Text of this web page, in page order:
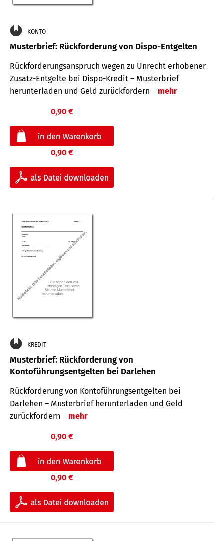
KONTO
Musterbrief: Rückforderung von Dispo-Entgelten
Rückforderungsanspruch wegen zu Unrecht erhobener
Zusatz-Entgelte bei Dispo-Kredit – Musterbrief
herunterladen und Geld zurückfordern
mehr
0,90 €
0,90 €
KREDIT
Musterbrief: Rückforderung von
Kontoführungsentgelten bei Darlehen
Rückforderung von Kontoführungsentgelten bei
Darlehen – Musterbrief herunterladen und Geld
zurückfordern
mehr
0,90 €
0,90 €